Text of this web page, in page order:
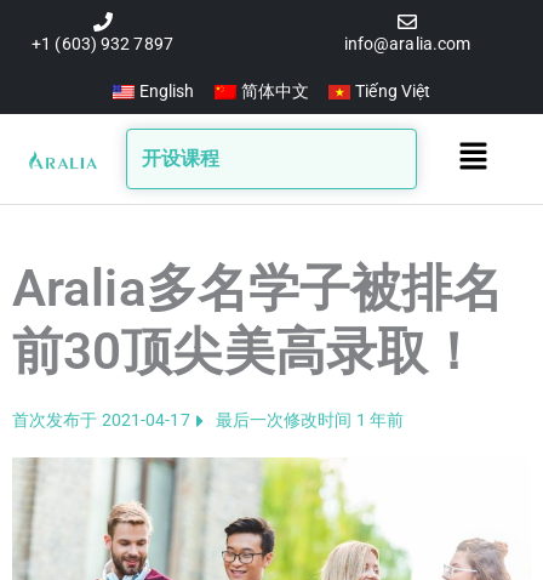
容
+1 (603) 932 7897 info@aralia.com
English 简体中文 Tiếng Việt
开设课程
Main
Aralia多名学子被排名
前30顶尖美高录取！
首次发布于 2021-04-17 最后一次修改时间 1 年前